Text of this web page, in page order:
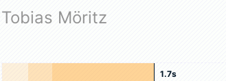
Tobias Möritz
1.7s